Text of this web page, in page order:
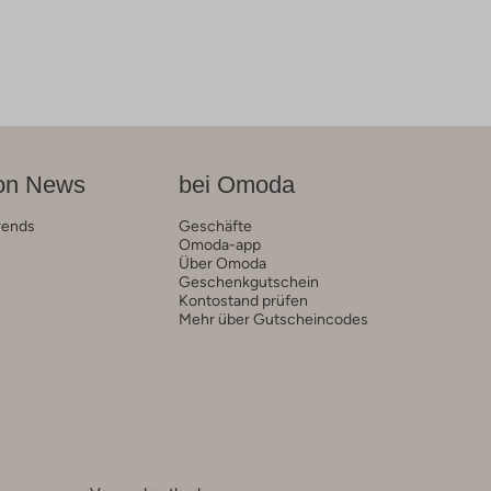
News bei Omoda
Geschäfte
Omoda-app
Über Omoda
Geschenkgutschein
Kontostand prüfen
Mehr über Gutscheincodes